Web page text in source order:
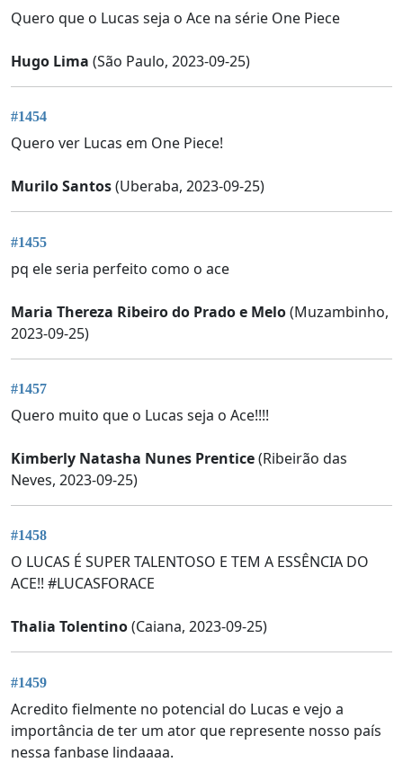
Quero que o Lucas seja o Ace na série One Piece
Hugo Lima (São Paulo, 2023-09-25)
#1454
Quero ver Lucas em One Piece!
Murilo Santos(Uberaba, 2023-09-25)
#1455
pq ele seria perfeito como o ace
Maria Thereza Ribeiro do Prado e Melo(Muzambinho,
2023-09-25)
#1457
Quero muito que o Lucas seja o Ace!!!!
Kimberly Natasha Nunes Prentice(Ribeirão das
Neves, 2023-09-25)
#1458
O LUCAS É SUPER TALENTOSO E TEM A ESSÊNCIA DO
ACE!! #LUCASFORACE
Thalia Tolentino(Caiana, 2023-09-25)
#1459
Acredito fielmente no potencial do Lucas e vejo a
importância de ter um ator que represente nosso país
nessa fanbase lindaaaa.